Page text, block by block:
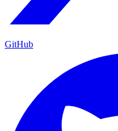
GitHub